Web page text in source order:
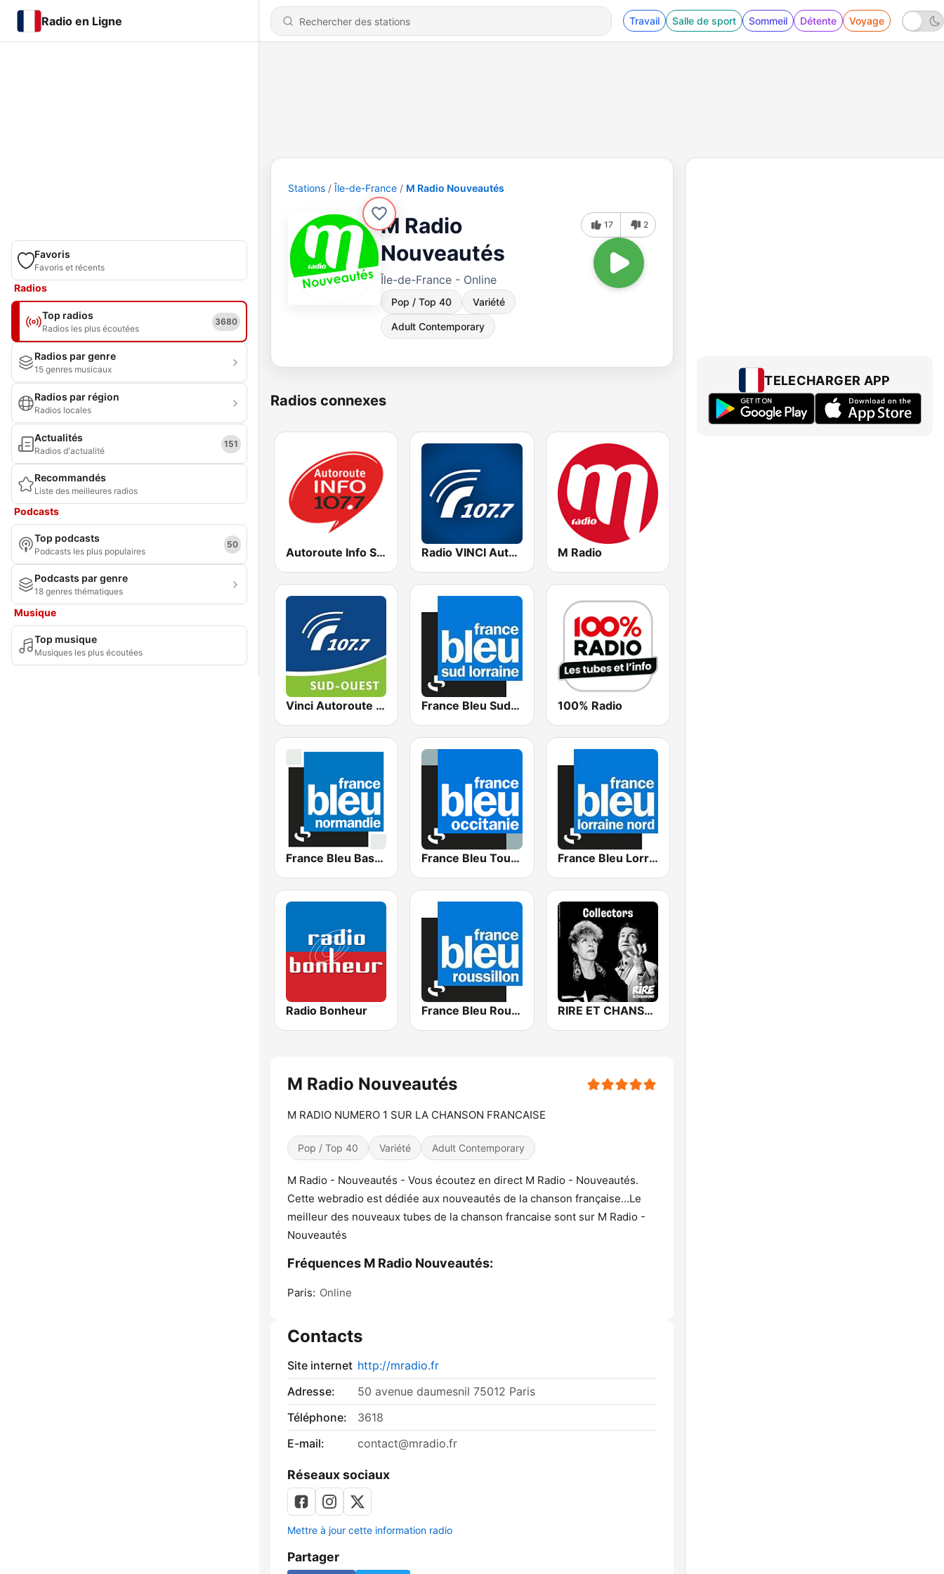
Radio en Ligne Travail Salle de sport Sommeil Détente Voyage
Favoris
Favoris et récents
Radios
Top radios
Radios les plus écoutées
3680
Radios par genre
15 genres musicaux
Radios par région
Radios locales
Actualités
Radios d'actualité
151
Recommandés
Liste des meilleures radios
Podcasts
Top podcasts
Podcasts les plus populaires
50
Podcasts par genre
18 genres thématiques
Musique
Top musique
Musiques les plus écoutées
Stations Île-de-France M Radio Nouveautés
M Radio
Nouveautés
Île-de-France - Online
Pop / Top 40 Variété
Adult Contemporary
17 2
Radios connexes
Autoroute Info Sud Radio VINCI Autoroutes M Radio
Vinci Autoroute Sud-Ouest France Bleu Sud Lorraine 100% Radio
France Bleu Basse-Normandie France Bleu Toulouse France Bleu Lorraine Nord
Radio Bonheur France Bleu Roussillon RIRE ET CHANSONS COLLECTORS
M Radio Nouveautés
M RADIO NUMERO 1 SUR LA CHANSON FRANCAISE
Pop / Top 40 Variété Adult Contemporary
M Radio - Nouveautés - Vous écoutez en direct M Radio - Nouveautés.
Cette webradio est dédiée aux nouveautés de la chanson française…Le
meilleur des nouveaux tubes de la chanson francaise sont sur M Radio -
Nouveautés
Fréquences M Radio Nouveautés:
Paris: Online
Contacts
Site internet http://mradio.fr
Adresse:
50 avenue daumesnil 75012 Paris
Téléphone:
3618
E-mail:
contact@mradio.fr
Réseaux sociaux
Mettre à jour cette information radio
Partager
TELECHARGER APP